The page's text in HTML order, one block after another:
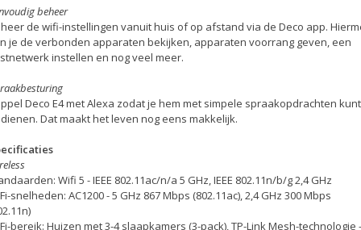
beheer
de wifi-instellingen vanuit huis of op afstand via de Deco app.
je de verbonden apparaten bekijken, apparaten voorrang geven, een
instellen en nog veel meer.
Deco E4 met Alexa zodat je hem met simpele spraakopdrachten kunt
Dat maakt het leven nog eens makkelijk.
Wifi 5 - IEEE 802.11ac/n/a 5 GHz, IEEE 802.11n/b/g 2,4 GHz
snelheden: AC1200 - 5 GHz 867 Mbps (802.11ac), 2,4 GHz 300 Mbps
bereik: Huizen met 3-4 slaapkamers (3-pack), TP-Link Mesh-technologie -